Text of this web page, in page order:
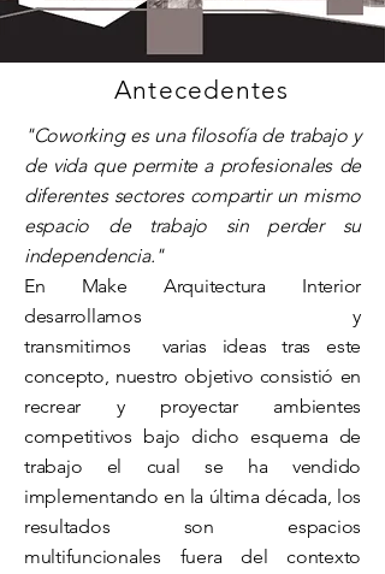
Antecedentes
"Coworking es una filosofía de trabajo y
de vida que permite a profesionales de
diferentes sectores compartir un mismo
espacio de trabajo sin perder su
independencia."
En Make Arquitectura Interior
desarrollamos y
transmitimos varias ideas tras este
concepto, nuestro objetivo consistió en
recrear y proyectar ambientes
competitivos bajo dicho esquema de
trabajo el cual se ha vendido
implementando en la última década, los
resultados son espacios
multifuncionales fuera del contexto